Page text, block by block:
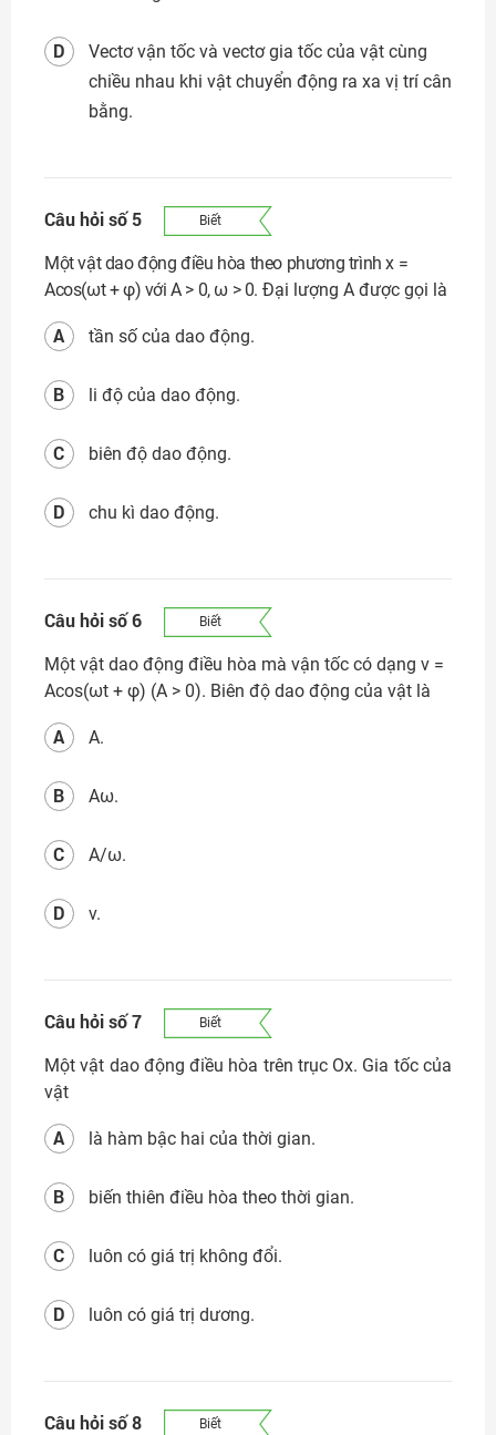
Vectơ vận tốc và vectơ gia tốc của vật cùng
chiều nhau khi vật chuyển động ra xa vị trí cân
bằng.
D
Câu hỏi số 5 Biết
Một vật dao động điều hòa theo phương trình x =
Acos(ωt + φ) với A > 0, ω > 0. Đại lượng A được gọi là
tần số của dao động.
A
li độ của dao động.
B
biên độ dao động.
C
chu kì dao động.
D
Câu hỏi số 6 Biết
Một vật dao động điều hòa mà vận tốc có dạng v =
Acos(ωt + φ) (A > 0). Biên độ dao động của vật là
A.
A
Aω.
B
A/ω.
C
v.
D
Câu hỏi số 7 Biết
Một vật dao động điều hòa trên trục Ox. Gia tốc của
vật
là hàm bậc hai của thời gian.
A
biến thiên điều hòa theo thời gian.
B
luôn có giá trị không đổi.
C
luôn có giá trị dương.
D
Câu hỏi số 8 Biết